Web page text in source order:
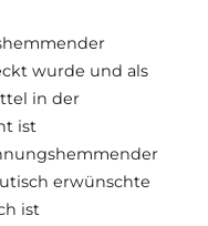
wurde und als
in der
ist
erwünschte
ist